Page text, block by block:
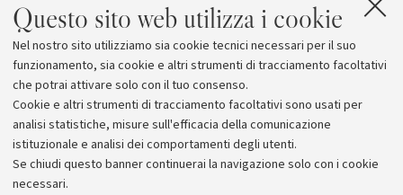
Questo sito web utilizza i cookie
Nel nostro sito utilizziamo sia cookie tecnici necessari per il suo
funzionamento, sia cookie e altri strumenti di tracciamento facoltativi
che potrai attivare solo con il tuo consenso.
Cookie e altri strumenti di tracciamento facoltativi sono usati per
analisi statistiche, misure sull'efficacia della comunicazione
istituzionale e analisi dei comportamenti degli utenti.
Se chiudi questo banner continuerai la navigazione solo con i cookie
necessari.
Allegati
La locandina del corso[302.1 KB]